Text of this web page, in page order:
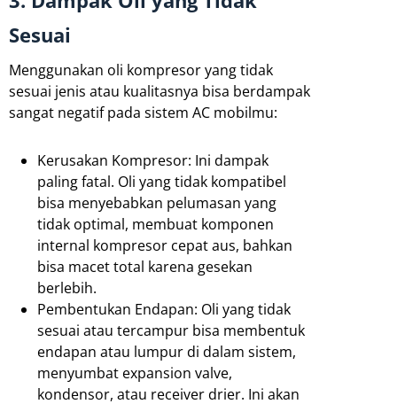
Sesuai
Menggunakan oli kompresor yang tidak
sesuai jenis atau kualitasnya bisa berdampak
sangat negatif pada sistem AC mobilmu:
Kerusakan Kompresor: Ini dampak
paling fatal. Oli yang tidak kompatibel
bisa menyebabkan pelumasan yang
tidak optimal, membuat komponen
internal kompresor cepat aus, bahkan
bisa macet total karena gesekan
berlebih.
Pembentukan Endapan: Oli yang tidak
sesuai atau tercampur bisa membentuk
endapan atau lumpur di dalam sistem,
menyumbat expansion valve,
kondensor, atau receiver drier. Ini akan